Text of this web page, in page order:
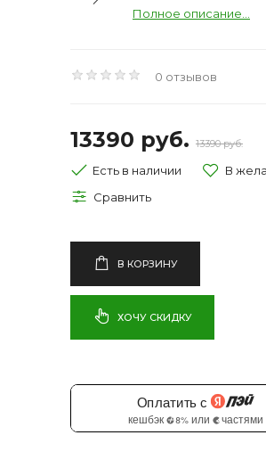
Полное описание...
0 отзывов
13390 руб. 13390 руб.
Есть в наличии
В КОРЗИНУ
ХОЧУ СКИДКУ